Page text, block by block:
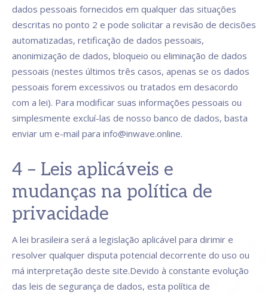
dados pessoais fornecidos em qualquer das situações
descritas no ponto 2 e pode solicitar a revisão de decisões
automatizadas, retificação de dados pessoais,
anonimização de dados, bloqueio ou eliminação de dados
pessoais (nestes últimos três casos, apenas se os dados
pessoais forem excessivos ou tratados em desacordo
com a lei). Para modificar suas informações pessoais ou
simplesmente excluí-las de nosso banco de dados, basta
enviar um e-mail para info@inwave.online.
4 – Leis aplicáveis e
mudanças na política de
privacidade
A lei brasileira será a legislação aplicável para dirimir e
resolver qualquer disputa potencial decorrente do uso ou
má interpretação deste site.Devido à constante evolução
das leis de segurança de dados, esta política de